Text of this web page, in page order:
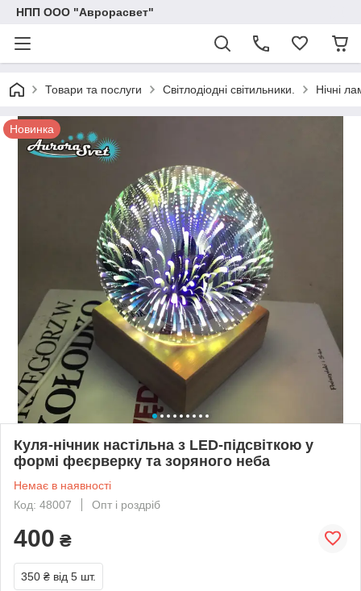
НПП ООО "Аврорасвет"
Товари та послуги Світлодіодні світильники. Нічні
Новинка
Куля-нічник настільна з LED-підсвіткою у
формі феєрверку та зоряного неба
Немає в наявності
Код: 48007
Опт і роздріб
400 ₴
350 ₴ від 5 шт.